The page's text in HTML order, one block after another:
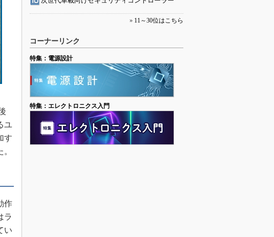
ユ
す
作
ラ
い
» 11～30位はこちら
コーナーリンク
特集：電源設計
特集：エレクトロニクス入門